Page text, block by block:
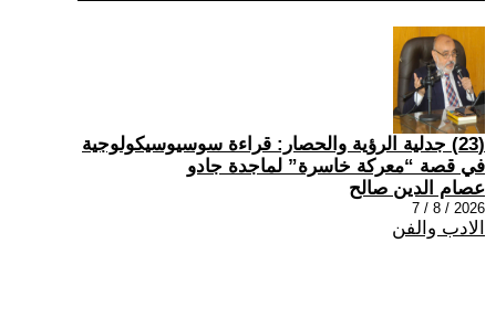
(23) جدلية الرؤية والحصار: قراءة سوسيوسيكولوجية
في قصة “معركة خاسرة” لماجدة جادو
عصام الدين صالح
2026 / 8 / 7
الادب والفن